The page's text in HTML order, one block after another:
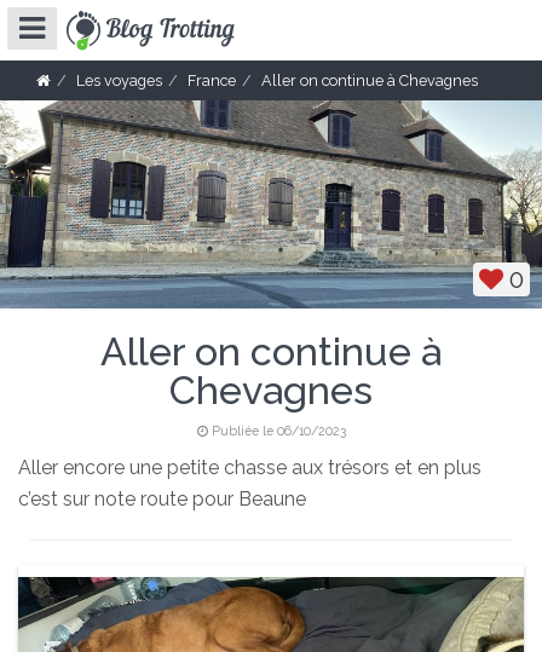
Les voyages France Aller on continue à Chevagnes
0
Aller on continue à
Chevagnes
Publiée le 06/10/2023
Aller encore une petite chasse aux trésors et en plus
c’est sur note route pour Beaune